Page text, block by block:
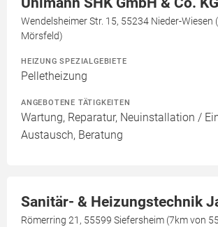
Wendelsheimer Str. 15, 55234 Nieder-Wiesen
Mörsfeld)
HEIZUNG SPEZIALGEBIETE
Pelletheizung
ANGEBOTENE TÄTIGKEITEN
Wartung, Reparatur, Neuinstallation /
Austausch, Beratung
Sanitär- & Heizungstechnik
Römerring 21, 55599 Siefersheim (7km von